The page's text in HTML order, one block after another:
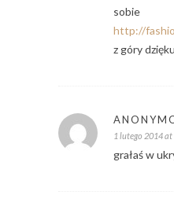
sobie
http://
z góry
1 lutego 2014
grałaś w